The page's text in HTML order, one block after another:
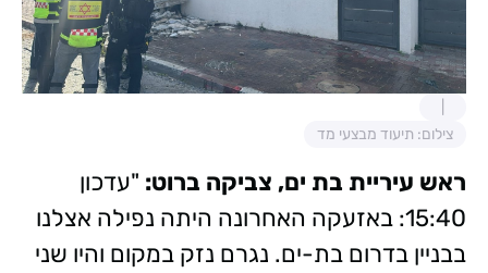
צילום: תיעוד מבצעי מד
ראש עיריית בת ים, צביקה ברוט: "עדכון
15:40: באזעקה האחרונה היתה נפילה אצלנו
בבניין בדרום בת-ים. נגרם נזק במקום והיו שני